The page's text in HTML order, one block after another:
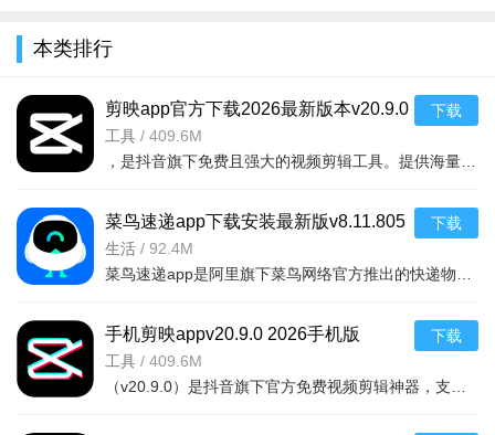
本类排行
剪映app官方下载2026最新版本v20.9.0
2026安卓版 视频剪辑
工具 / 409.6M
下载
菜鸟速递app下载安装最新版v8.11.805
2026安卓版
生活 / 92.4M
下载
手机剪映appv20.9.0 2026手机版
工具 / 409.6M
下载